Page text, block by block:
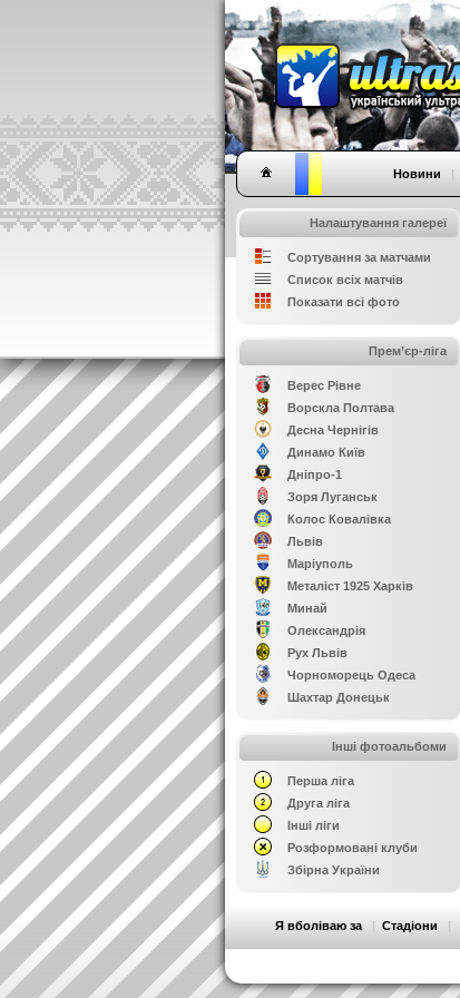
Новини |
Налаштування галереї
Сортування за матчами
Список всіх матчів
Показати всі фото
Прем’єр-ліга
Верес Рівне
Ворскла Полтава
Десна Чернігів
Динамо Київ
Дніпро-1
Зоря Луганськ
Колос Ковалівка
Львів
Маріуполь
Металіст 1925 Харків
Минай
Олександрія
Рух Львів
Чорноморець Одеса
Шахтар Донецьк
Інші фотоальбоми
Перша ліга
Друга ліга
Інші ліги
Розформовані клуби
Збірна України
Я вболіваю за | Стадіони |